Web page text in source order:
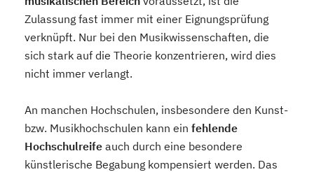
Zulassung fast immer mit einer Eignungsprüfung
verknüpft. Nur bei den Musikwissenschaften, die
sich stark auf die Theorie konzentrieren, wird dies
nicht immer verlangt.
An manchen Hochschulen, insbesondere den Kunst-
bzw. Musikhochschulen kann ein fehlende
Hochschulreife auch durch eine besondere
künstlerische Begabung kompensiert werden. Das